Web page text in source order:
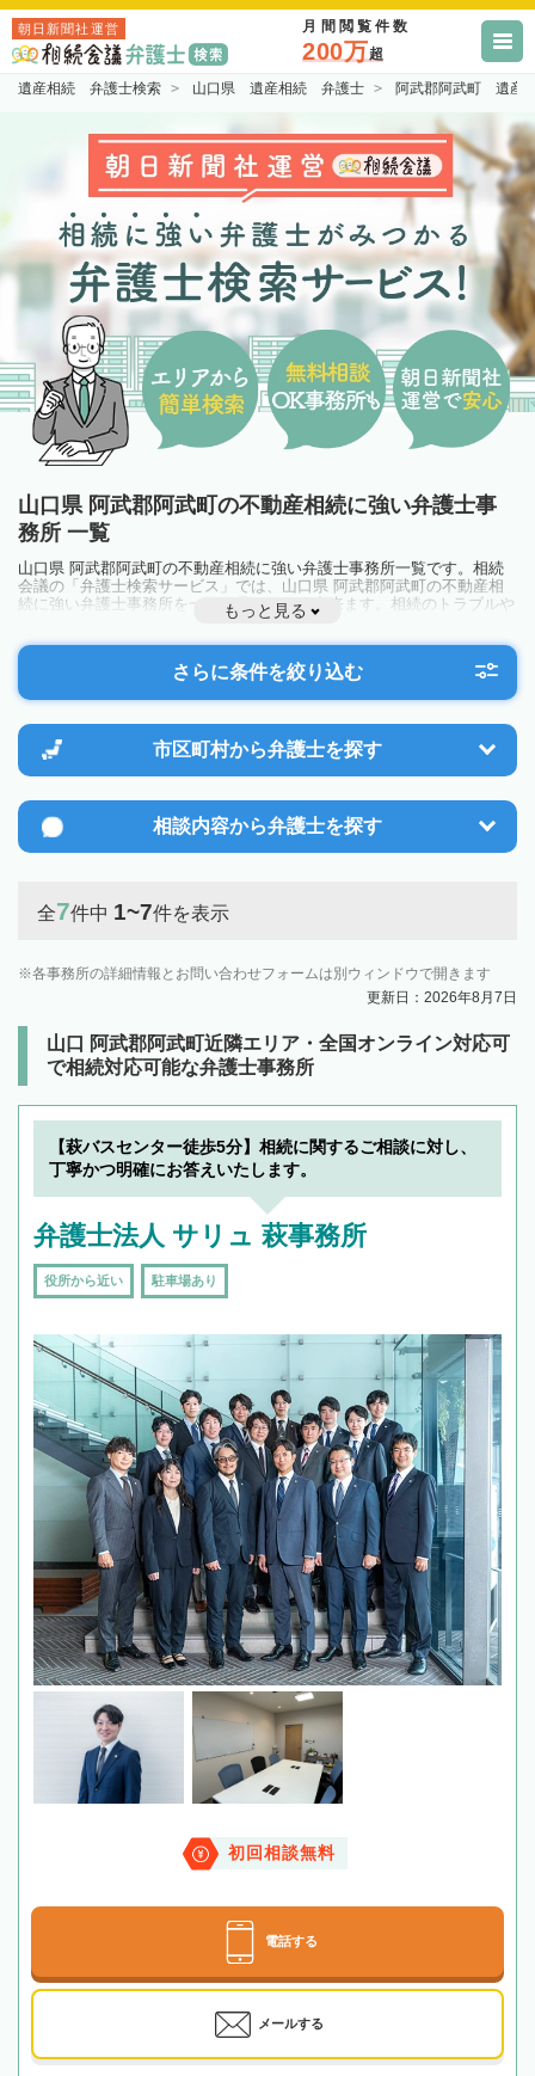
朝日新聞社運営 月間閲覧件数
200万超
遺産相続 弁護士検索 山口県 遺産相続 弁護士 阿武郡阿武町 遺産
山口県 阿武郡阿武町の不動産相続に強い弁護士事
務所 一覧
山口県 阿武郡阿武町の不動産相続に強い弁護士事務所一覧です。相続
会議の「弁護士検索サービス」では、山口県 阿武郡阿武町の不動産相
続に強い弁護士事務所を一覧で見ることが出来ます。相続のトラブルや
お悩みを抱えている方は一度近隣の弁護士に相談してみましょう。
もっと見る
さらに条件を絞り込む
市区町村から弁護士を探す
相談内容から弁護士を探す
全7件中 1~7件を表示
各事務所の詳細情報とお問い合わせフォームは別ウィンドウで開きます
更新日：2026年8月7日
山口 阿武郡阿武町近隣エリア・全国オンライン対応可
で相続対応可能な弁護士事務所
【萩バスセンター徒歩5分】相続に関するご相談に対し、
丁寧かつ明確にお答えいたします。
弁護士法人 サリュ 萩事務所
役所から近い 駐車場あり
初回相談無料
電話する
メールする